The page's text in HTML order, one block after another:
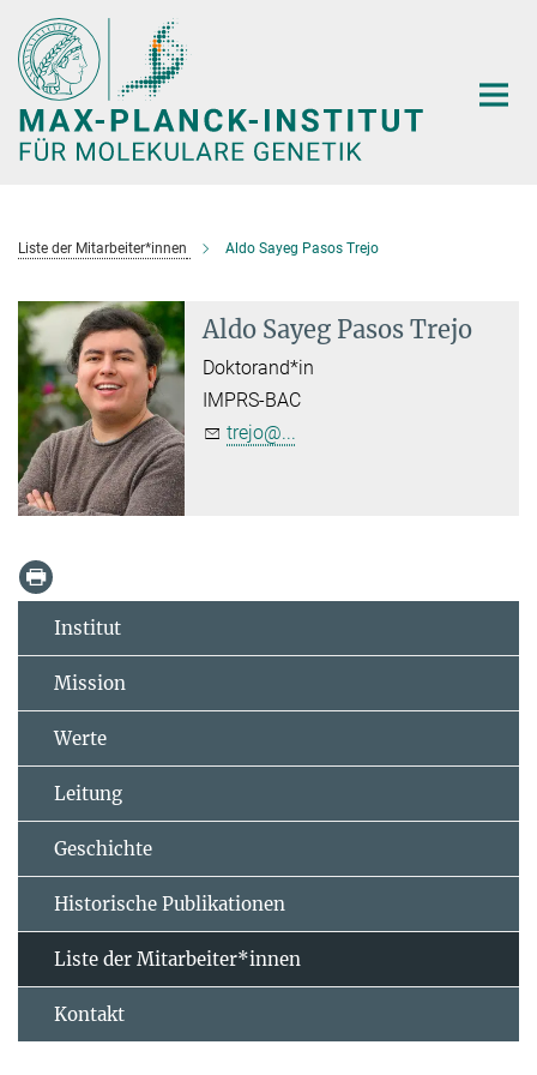
Hauptinhalt
Liste der Mitarbeiter*innen Aldo Sayeg Pasos Trejo
Aldo Sayeg Pasos Trejo
Doktorand*in
IMPRS-BAC
trejo@...
Institut
Mission
Werte
Leitung
Geschichte
Historische Publikationen
Liste der Mitarbeiter*innen
Kontakt